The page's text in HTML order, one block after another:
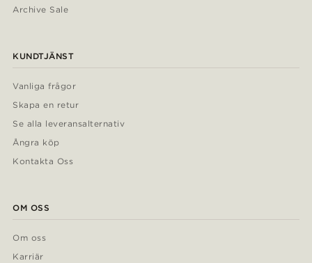
Archive Sale
KUNDTJÄNST
Vanliga frågor
Skapa en retur
Se alla leveransalternativ
Ångra köp
Kontakta Oss
OM OSS
Om oss
Karriär